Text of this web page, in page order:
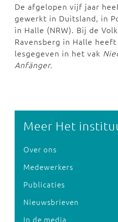
De afgelopen vijf jaar
gewerkt in Duitsland, in
in Halle (NRW). Bij de
Ravensberg in Halle
lesgegeven in het vak
Anfänger.
Meer Het
Over ons
Medewerkers
Publicaties
Nieuwsbrieven
In de media